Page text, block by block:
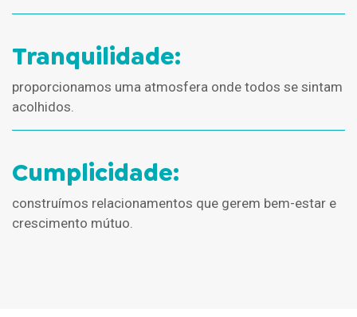
Tranquilidade:
proporcionamos uma atmosfera onde todos se sintam
acolhidos.
Cumplicidade:
construímos relacionamentos que gerem bem-estar e
crescimento mútuo.